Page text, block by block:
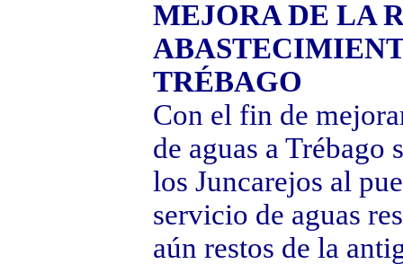
MEJORA DE LA
TRÉBAGO
Con el fin de
de aguas a Trébago
los Juncarejos al
servicio de aguas
aún restos de la